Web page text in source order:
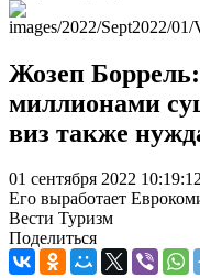
Жозеп
миллионами
виз также
01 сентября 2022
Его выработает
Вести Туризм
Поделиться